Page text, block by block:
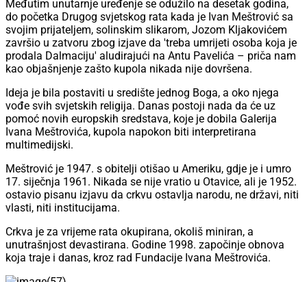
Međutim unutarnje uređenje se odužilo na desetak godina,
do početka Drugog svjetskog rata kada je Ivan Meštrović sa
svojim prijateljem, solinskim slikarom, Jozom Kljakovićem
završio u zatvoru zbog izjave da 'treba umrijeti osoba koja je
prodala Dalmaciju' aludirajući na Antu Pavelića – priča nam
kao objašnjenje zašto kupola nikada nije dovršena.
Ideja je bila postaviti u središte jednog Boga, a oko njega
vođe svih svjetskih religija. Danas postoji nada da će uz
pomoć novih europskih sredstava, koje je dobila Galerija
Ivana Meštrovića, kupola napokon biti interpretirana
multimedijski.
Meštrović je 1947. s obitelji otišao u Ameriku, gdje je i umro
17. siječnja 1961. Nikada se nije vratio u Otavice, ali je 1952.
ostavio pisanu izjavu da crkvu ostavlja narodu, ne državi, niti
vlasti, niti institucijama.
Crkva je za vrijeme rata okupirana, okoliš miniran, a
unutrašnjost devastirana. Godine 1998. započinje obnova
koja traje i danas, kroz rad Fundacije Ivana Meštrovića.